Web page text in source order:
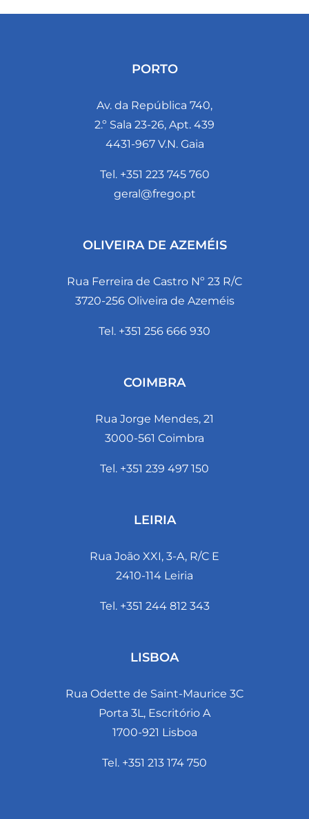
PORTO
Av. da República 740,
2.º Sala 23-26, Apt. 439
4431-967 V.N. Gaia
Tel. +351 223 745 760
geral@frego.pt
OLIVEIRA DE AZEMÉIS
Rua Ferreira de Castro Nº 23 R/C
3720-256 Oliveira de Azeméis
Tel. +351 256 666 930
COIMBRA
Rua Jorge Mendes, 21
3000-561 Coimbra
Tel. +351 239 497 150
LEIRIA
Rua João XXI, 3-A, R/C E
2410-114 Leiria
Tel. +351 244 812 343
LISBOA
Rua Odette de Saint-Maurice 3C
Porta 3L, Escritório A
1700-921 Lisboa
Tel. +351 213 174 750